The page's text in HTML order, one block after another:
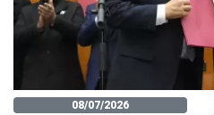
08/07/2026